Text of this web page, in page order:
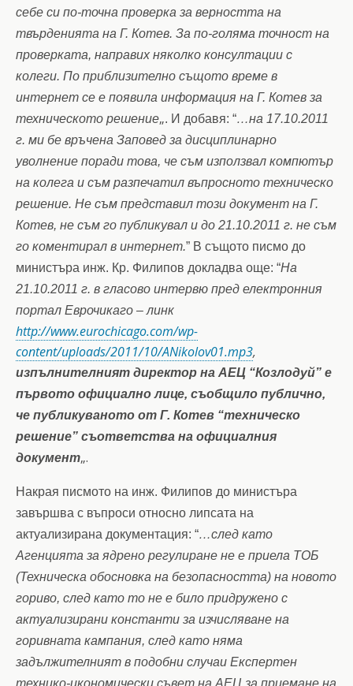
себе си по-точна проверка за верността на
твърденията на Г. Котев. За по-голяма точност на
проверката, направих няколко консултации с
колеги. По приблизително същото време в
интернет се е появила информация на Г. Котев за
техническото решение„. И добавя: “…на 17.10.2011
г. ми бе връчена Заповед за дисциплинарно
уволнение поради това, че съм използвал компютър
на колега и съм разпечатил въпросното техническо
решение. Не съм представил този документ на Г.
Котев, не съм го публикувал и до 21.10.2011 г. не съм
го коментирал в интернет.” В същото писмо до
министъра инж. Кр. Филипов докладва още: “На
21.10.2011 г. в гласово интервю пред електронния
портал Еврочикаго – линк
http://www.eurochicago.com/wp-
content/uploads/2011/10/ANikolov01.mp3,
изпълнителният директор на АЕЦ “Козлодуй” е
първото официално лице, съобщило публично,
че публикуваното от Г. Котев “техническо
решение” съответства на официалния
документ„.
Накрая писмото на инж. Филипов до министъра
завършва с въпроси относно липсата на
актуализирана документация: “…след като
Агенцията за ядрено регулиране не е приела ТОБ
(Техническа обосновка на безопасността) на новото
гориво, след като то не е било придружено с
актуализирани константи за изчисляване на
горивната кампания, след като няма
задължителният в подобни случаи Експертен